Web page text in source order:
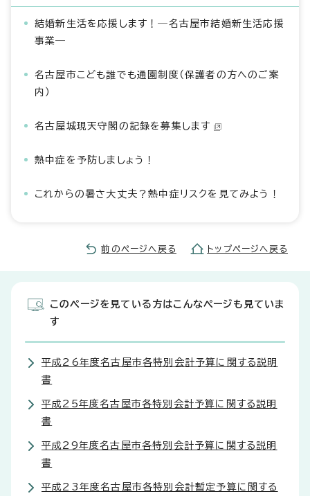
結婚新生活を応援します！―名古屋市結婚新生活応援
事業―
名古屋市こども誰でも通園制度（保護者の方へのご案
内）
名古屋城現天守閣の記録を募集します
熱中症を予防しましょう！
これからの暑さ大丈夫？熱中症リスクを見てみよう！
前のページへ戻る トップページへ戻る
このページを見ている方はこんなページも見ていま
す
平成26年度名古屋市各特別会計予算に関する説明
書
平成25年度名古屋市各特別会計予算に関する説明
書
平成29年度名古屋市各特別会計予算に関する説明
書
平成23年度名古屋市各特別会計暫定予算に関する